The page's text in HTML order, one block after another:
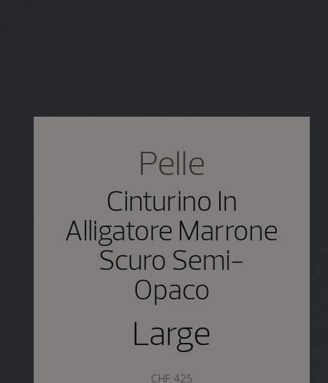
Pelle
Cinturino In
Alligatore Marrone
Scuro Semi-
Opaco
Large
CHF 425